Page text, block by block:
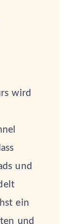
wird
und
ein
und